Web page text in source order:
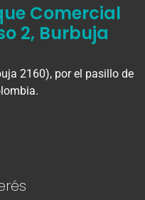
Comercial
2, Burbuja
2160), por el pasillo de